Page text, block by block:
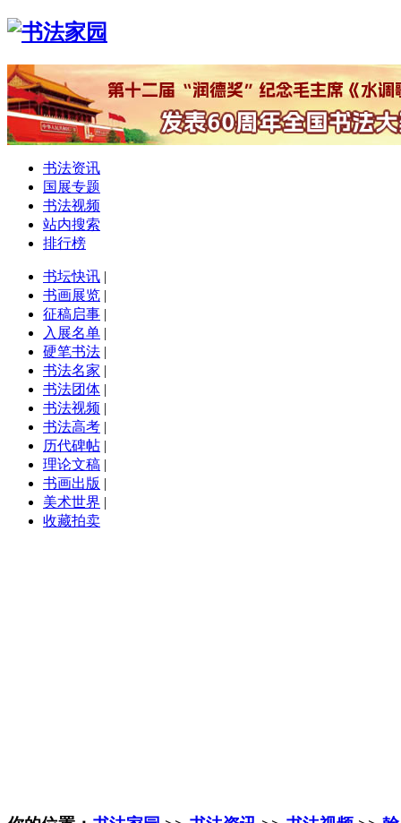
书法资讯
国展专题
书法视频
站内搜索
排行榜
书坛快讯 |
书画展览 |
征稿启事 |
入展名单 |
硬笔书法 |
书法名家 |
书法团体 |
书法视频 |
书法高考 |
历代碑帖 |
理论文稿 |
书画出版 |
美术世界 |
收藏拍卖